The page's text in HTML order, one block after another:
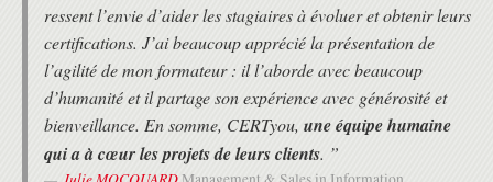
PASSAGE DE LA CERTIFICATION AGILEPM® FOUNDATION
Questions et réponses liées aux attentes des stagiaires.
Revue des points principaux.
Présentation de l'examen et conseils.
Certification AgilePM® Foundation.
ressent l’envie d’aider les stagiaires à évoluer et obtenir leurs
certifications. J’ai beaucoup apprécié la présentation de
l’agilité de mon formateur : il l’aborde avec beaucoup
d’humanité et il partage son expérience avec générosité et
bienveillance. En somme, CERTyou, une équipe humaine
qui a à cœur les projets de leurs clients. ”
Julie MOCQUARD